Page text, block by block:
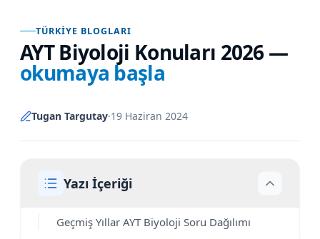
TÜRKIYE BLOGLARI
AYT Biyoloji Konuları 2026 —
okumaya başla
Tugan Targutay·19 Haziran 2024
Yazı İçeriği
Geçmiş Yıllar AYT Biyoloji Soru Dağılımı